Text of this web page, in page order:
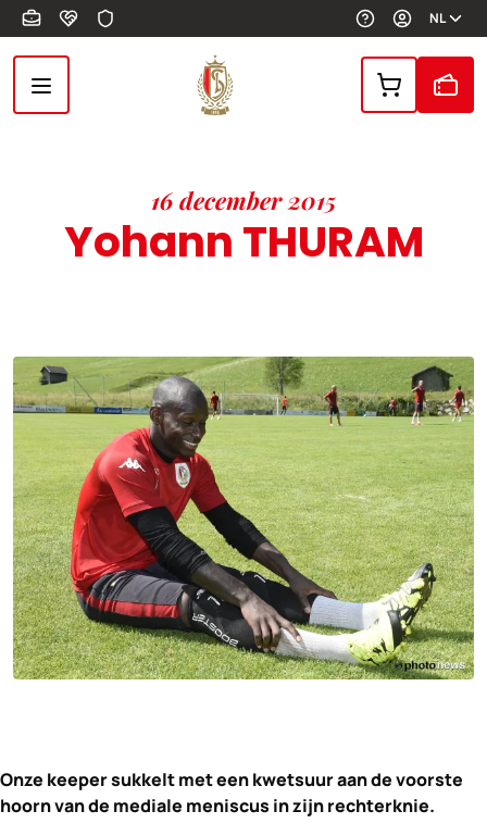
Overslaan en naar de inhoud gaan NL
16 december 2015
Yohann THURAM
Onze keeper sukkelt met een kwetsuur aan de voorste
hoorn van de mediale meniscus in zijn rechterknie.